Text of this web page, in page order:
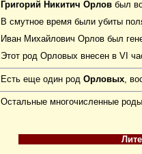
Григорий Никитич Орловбыл
В смутное время были убиты
Иван Михайлович Орлов был
Этот род Орловых внесен в VI
Есть еще один род Орловых,
Остальные многочисленные роды